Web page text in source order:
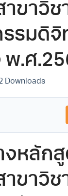
ขาวิช
รมดิจิ
พ.ศ
Downloads
งหลัก
ขาวิช